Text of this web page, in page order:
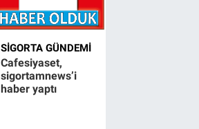
SIGORTA GÜNDEMI
Cafesiyaset,
sigortamnews’i
haber yaptı